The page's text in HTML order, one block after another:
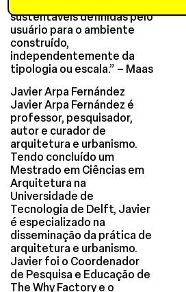
sustentáveis ​​definidas pelo
usuário para o ambiente
construído,
independentemente da
tipologia ou escala.” – Maas
Javier Arpa Fernández
Javier Arpa Fernández é
professor, pesquisador,
autor e curador de
arquitetura e urbanismo.
Tendo concluído um
Mestrado em Ciências em
Arquitetura na
Universidade de
Tecnologia de Delft, Javier
é especializado na
disseminação da prática de
arquitetura e urbanismo.
Javier foi o Coordenador
de Pesquisa e Educação de
The Why Factory e o